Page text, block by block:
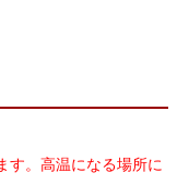
す。高温になる場所に